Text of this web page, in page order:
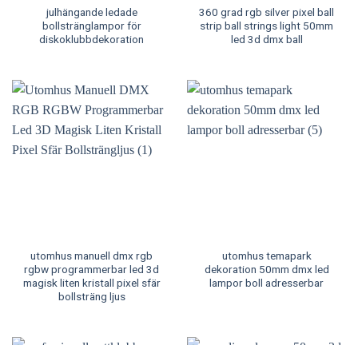
julhängande ledade
bollstränglampor för
diskoklubbdekoration
360 grad rgb silver pixel ball
strip ball strings light 50mm
led 3d dmx ball
utomhus manuell dmx rgb
rgbw programmerbar led 3d
magisk liten kristall pixel sfär
bollsträng ljus
utomhus temapark
dekoration 50mm dmx led
lampor boll adresserbar